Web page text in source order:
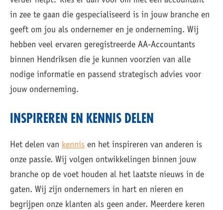
in zee te gaan die gespecialiseerd is in jouw branche en
geeft om jou als ondernemer en je onderneming. Wij
hebben veel ervaren geregistreerde AA-Accountants
binnen Hendriksen die je kunnen voorzien van alle
nodige informatie en passend strategisch advies voor
jouw onderneming.
INSPIREREN EN KENNIS DELEN
Het delen van kennis en het inspireren van anderen is
onze passie. Wij volgen ontwikkelingen binnen jouw
branche op de voet houden al het laatste nieuws in de
gaten. Wij zijn ondernemers in hart en nieren en
begrijpen onze klanten als geen ander. Meerdere keren